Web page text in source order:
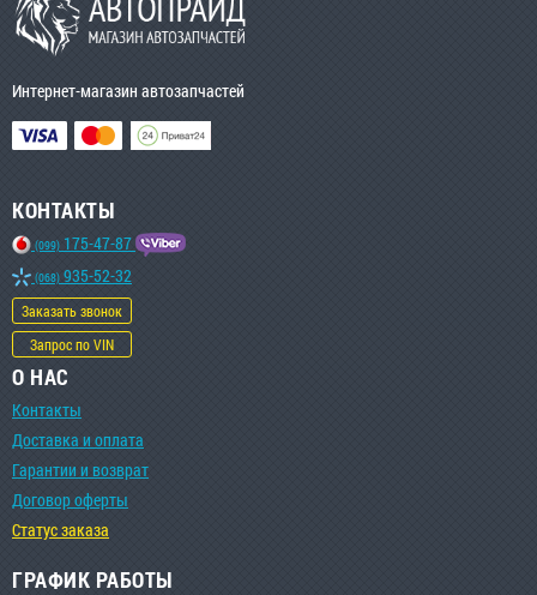
Интернет-магазин автозапчастей
КОНТАКТЫ
(099) 175-47-87
(068) 935-52-32
Заказать звонок
Запрос по VIN
О НАС
Контакты
Доставка и оплата
Гарантии и возврат
Договор оферты
Статус заказа
ГРАФИК РАБОТЫ